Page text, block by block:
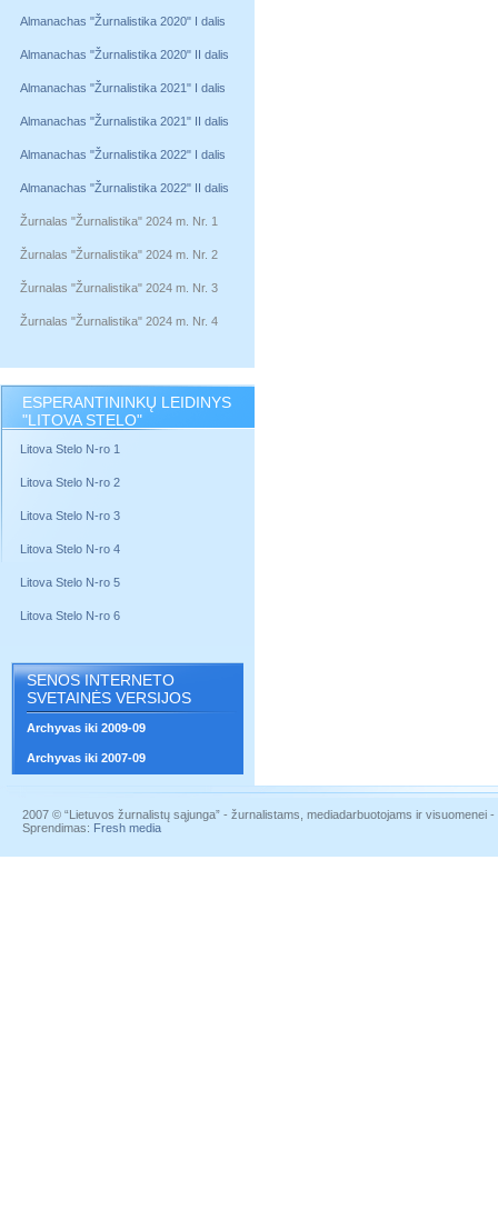
Almanachas "Žurnalistika 2020" I dalis
Almanachas "Žurnalistika 2020" II dalis
Almanachas "Žurnalistika 2021" I dalis
Almanachas "Žurnalistika 2021" II dalis
Almanachas "Žurnalistika 2022" I dalis
Almanachas "Žurnalistika 2022" II dalis
Žurnalas "Žurnalistika" 2024 m. Nr. 1
Žurnalas "Žurnalistika" 2024 m. Nr. 2
Žurnalas "Žurnalistika" 2024 m. Nr. 3
Žurnalas "Žurnalistika" 2024 m. Nr. 4
ESPERANTININKŲ LEIDINYS
"LITOVA STELO"
Litova Stelo N-ro 1
Litova Stelo N-ro 2
Litova Stelo N-ro 3
Litova Stelo N-ro 4
Litova Stelo N-ro 5
Litova Stelo N-ro 6
SENOS INTERNETO
SVETAINĖS VERSIJOS
Archyvas iki 2009-09
Archyvas iki 2007-09
2007 © “Lietuvos žurnalistų sąjunga” - žurnalistams, mediadarbuotojams ir visuomenei
Sprendimas: Fresh media